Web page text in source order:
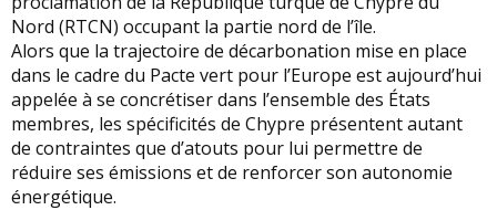
Nord (RTCN) occupant la partie nord de l’île.
Alors que la trajectoire de décarbonation mise en place
dans le cadre du Pacte vert pour l’Europe est aujourd’hui
appelée à se concrétiser dans l’ensemble des États
membres, les spécificités de Chypre présentent autant
de contraintes que d’atouts pour lui permettre de
réduire ses émissions et de renforcer son autonomie
énergétique.